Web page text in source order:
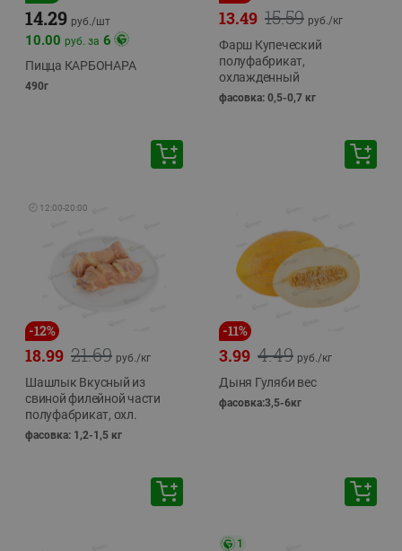
14.29 руб./шт
10.00 руб. за 6
Пицца КАРБОНАРА
490г
15.59
13.49 руб./кг
Фарш Купеческий
полуфабрикат,
охлажденный
фасовка: 0,5-0,7 кг
🕘 12:00-20:00
-12%
21.69
18.99 руб./кг
Шашлык Вкусный из
свиной филейной части
полуфабрикат, охл.
фасовка: 1,2-1,5 кг
-11%
4.49
3.99 руб./кг
Дыня Гуляби вес
фасовка:3,5-6кг
1